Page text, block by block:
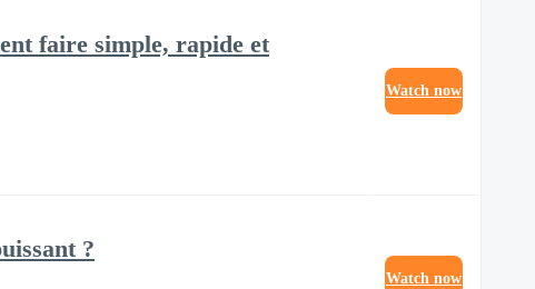
faire simple, rapide et
Watch now
?
Watch now